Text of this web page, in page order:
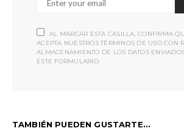
AL MARCAR ESTA CASILLA, CONFIRMA
ACEPTA NUESTROS TÉRMINOS DE USO CON
ALMACENAMIENTO DE LOS DATOS
ESTE FORMULARIO.
TAMBIÉN PUEDEN GUSTARTE...